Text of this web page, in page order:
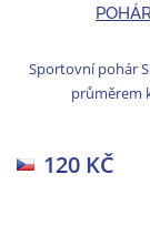
Sportovní pohár
průměrem
120 KČ